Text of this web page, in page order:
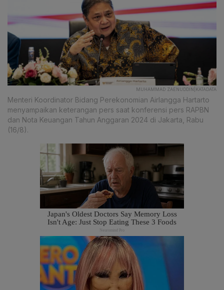
MUHAMMAD ZAENUDDIN|KATADATA
Menteri Koordinator Bidang Perekonomian Airlangga Hartarto
menyampaikan keterangan pers saat konferensi pers RAPBN
dan Nota Keuangan Tahun Anggaran 2024 di Jakarta, Rabu
(16/8).